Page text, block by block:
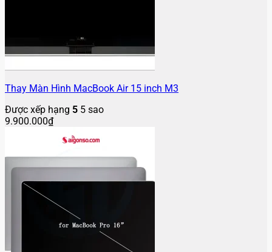
Thay Màn Hình MacBook Air 15 inch M3
Được xếp hạng 5 5 sao
9.900.000₫